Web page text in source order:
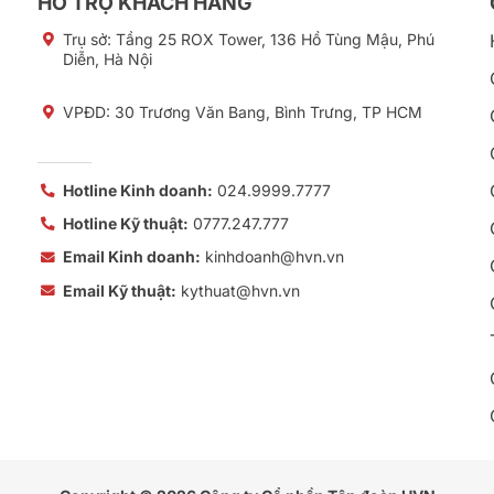
Trụ sở: Tầng 25 ROX Tower, 136 Hồ Tùng Mậu, Phú
Diễn, Hà Nội
VPĐD: 30 Trương Văn Bang, Bình Trưng, TP HCM
Hotline Kinh doanh: 024.9999.7777
Hotline Kỹ thuật: 0777.247.777
Email Kinh doanh: kinhdoanh@hvn.vn
Email Kỹ thuật: kythuat@hvn.vn